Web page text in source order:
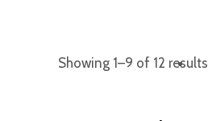
Showing 1–9 of 12 results